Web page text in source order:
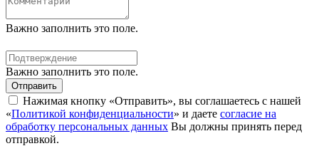
Важно заполнить это поле.
Важно заполнить это поле.
Отправить
Нажимая кнопку «Отправить», вы соглашаетесь с нашей
«Политикой конфиденциальности» и даете согласие на
обработку персональных данных Вы должны принять перед
отправкой.